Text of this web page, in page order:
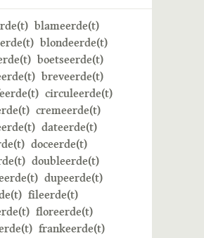
blameerde(t)
blondeerde(t)
boetseerde(t)
breveerde(t)
circuleerde(t)
cremeerde(t)
dateerde(t)
doceerde(t)
doubleerde(t)
dupeerde(t)
fileerde(t)
floreerde(t)
frankeerde(t)